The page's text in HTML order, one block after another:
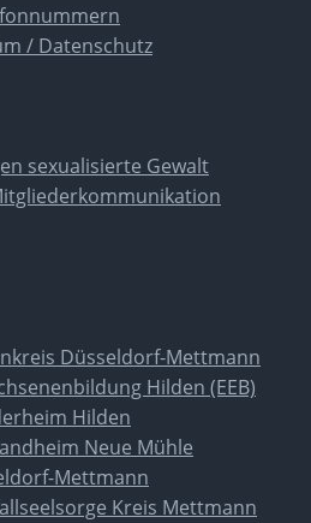
/ Datenschutz
sexualisierte Gewalt
Düsseldorf-Mettmann
Hilden (EEB)
Hilden
Neue Mühle
Mettmann
Kreis Mettmann